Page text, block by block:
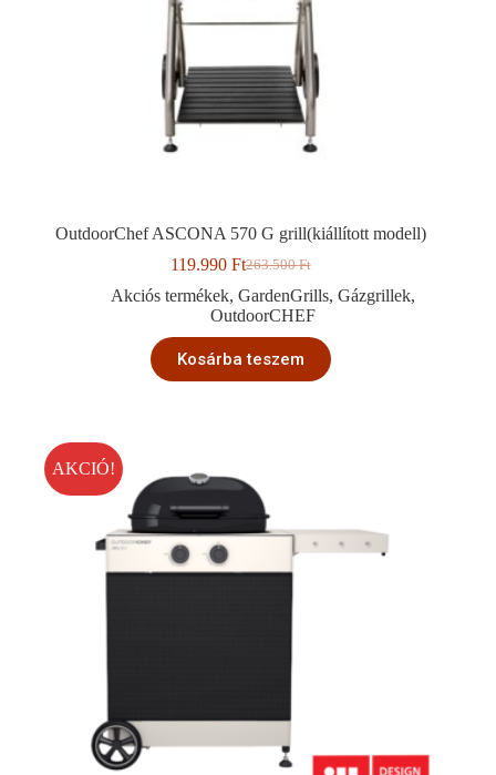
OutdoorChef ASCONA 570 G grill(kiállított modell)
263.500Ft
Original
price
was:
263.500 Ft.
119.990 FtCurrent
price
is:
119.990 Ft.
Akciós termékek, GardenGrills, Gázgrillek,
OutdoorCHEF
Kosárba teszem
AKCIÓ!